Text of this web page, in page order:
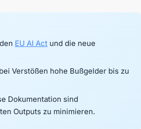
EU AI Act und die neue
Verstößen hohe Bußgelder bis zu
Dokumentation sind
Outputs zu minimieren.